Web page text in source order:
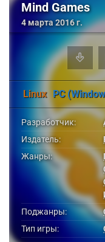
Mind Games
4 марта 2016 г.
Linux PC
Разработчик:
Издатель:
Жанры:
Поджанры:
Тип игры: